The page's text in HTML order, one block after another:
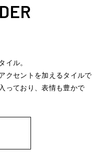
イル。
クセントを加えるタイルで
っており、表情も豊かで